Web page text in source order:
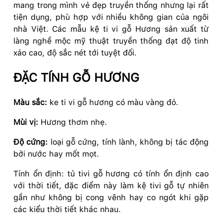
mang trong mình vẻ đẹp truyền thống nhưng lại rất
tiện dụng, phù hợp với nhiều không gian của ngôi
nhà Việt. Các mẫu kệ ti vi gỗ Hương sản xuất từ
làng nghề mộc mỹ thuật truyền thống đạt độ tinh
xảo cao, độ sắc nét tới tuyệt đối.
ĐẶC TÍNH GỖ HƯƠNG
Màu sắc: ke ti vi gỗ hương có màu vàng đỏ.
Mùi vị: Hương thơm nhẹ.
Độ cứng: loại gỗ cứng, tính lành, không bị tác động
bởi nước hay mốt mọt.
Tính ổn định: tủ tivi gỗ hương có tính ổn định cao
với thời tiết, đặc điểm này làm kệ tivi gỗ tự nhiên
gần như không bị cong vênh hay co ngót khi gặp
các kiểu thời tiết khác nhau.